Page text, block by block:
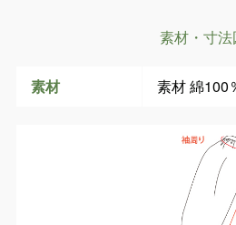
素材・寸法
素材 素材 綿100